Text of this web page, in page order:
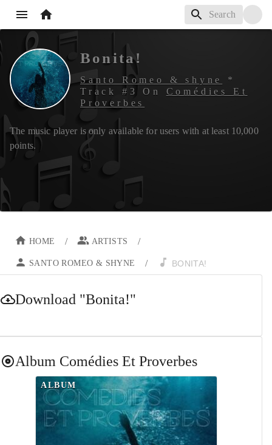
Bonita!
Santo Romeo & shyne
*
Track # 3 On
Comédies Et
Proverbes
The music player is only available for users with at least 10,000
points.
HOME / ARTISTS /
SANTO ROMEO & SHYNE / BONITA!
Download "Bonita!"
Album Comédies Et Proverbes
ALBUM